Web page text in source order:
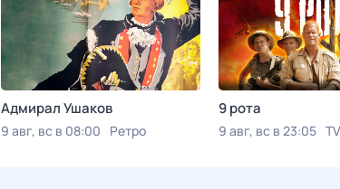
Адмирал Ушаков
9 авг, вс в 08:00 Ретро
9 рота
9 авг, вс в 23:05